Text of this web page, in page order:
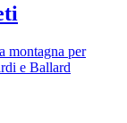
montagna per
e Ballard